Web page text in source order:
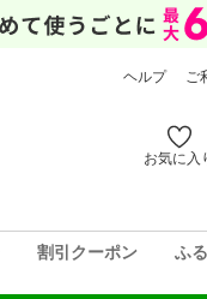
ヘルプ ご
お気に入
割引クーポン ふ